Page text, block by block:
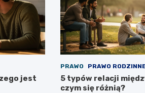
jest
PRAWO PRAWO
5 typów relacji
czym się różnią?